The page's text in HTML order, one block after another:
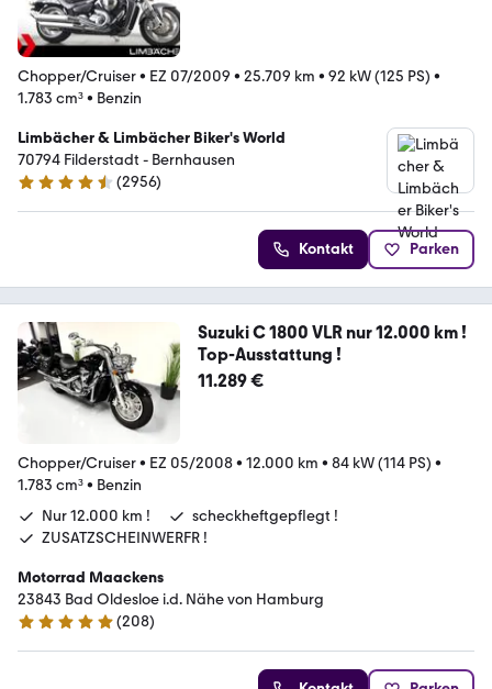
Chopper/Cruiser• EZ 07/2009 • 25.709 km • 92 kW (125 PS) •
1.783 cm³• Benzin
Limbächer & Limbächer Biker's World
70794 Filderstadt - Bernhausen
4.7 Sterne
(2956)
Kontakt Parken
Suzuki C 1800 VLR nur 12.000 km !
Top-Ausstattung !
11.289 €
Chopper/Cruiser• EZ 05/2008• 12.000 km • 84 kW (114 PS) •
1.783 cm³• Benzin
Nur 12.000 km !
scheckheftgepflegt !
ZUSATZSCHEINWERFR !
Motorrad Maackens
23843 Bad Oldesloe i.d. Nähe von Hamburg
5 Sterne
(208)